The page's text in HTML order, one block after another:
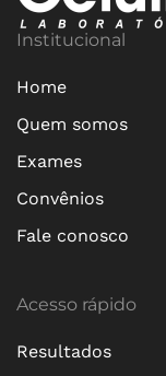
Institucional
Home
Quem somos
Exames
Convênios
Fale conosco
Acesso rápido
Resultados